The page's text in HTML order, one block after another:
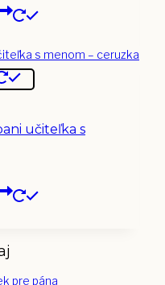
učiteľka s